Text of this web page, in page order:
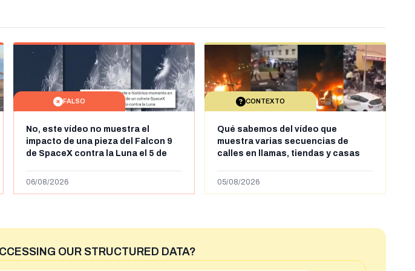
FALSO
No, este vídeo no muestra el
impacto de una pieza del Falcon 9
de SpaceX contra la Luna el 5 de
menos abril de 2026
06/08/2026
CONTEXTO
Qué sabemos del vídeo que
muestra varias secuencias de
calles en llamas, tiendas y casas
supuestamente en España tras la
05/08/2026
OUR STRUCTURED DATA?